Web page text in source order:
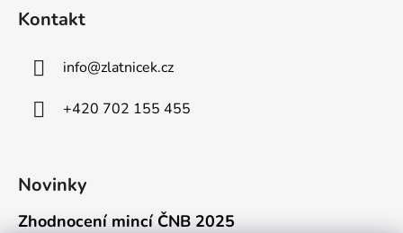
Kontakt
info@zlatnicek.cz
+420 702 155 455
Novinky
Zhodnocení mincí ČNB 2025